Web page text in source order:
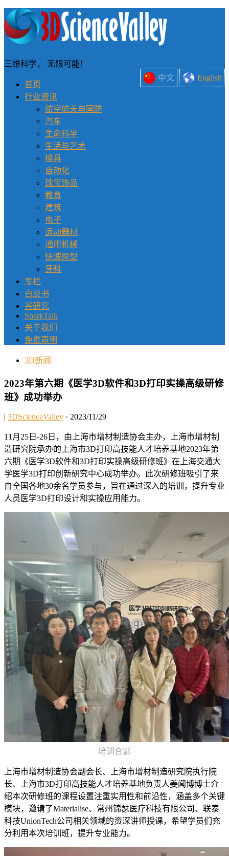
中文 English
三维科学， 无限可能！
首页
行业资讯
航空航天与国防
汽车
生命科学
生活与艺术
模具
自动化
珠宝饰品
教育
建筑
电子
运动器材
通用机械
快速原型
牙科
专栏
白皮书
谷研究
SparkTalk
关于我们
免责声明
3D新闻
2023年第六期《医学3D软件和3D打印实操高级研修
班》成功举办
| 3DScienceValley · 2023/11/29
11月25日-26日，由上海市增材制造协会主办，上海市增材制
造研究院承办的上海市3D打印高技能人才培养基地2023年第
六期《医学3D软件和3D打印实操高级研修班》在上海交通大
学医学3D打印创新研究中心成功举办。此次研修班吸引了来
自全国各地30余名学员参与，旨在通过深入的培训，提升专业
人员医学3D打印设计和实操应用能力。
培训合影
上海市增材制造协会副会长、上海市增材制造研究院执行院
长、上海市3D打印高技能人才培养基地负责人姜闻博博士介
绍本次研修班的课程设置注重实用性和前沿性，涵盖多个关键
模块，邀请了Materialise、常州锦瑟医疗科技有限公司、联泰
科技UnionTech公司相关领域的资深讲师授课，希望学员们充
分利用本次培训班，提升专业能力。